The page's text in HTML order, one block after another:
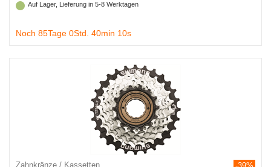
Auf Lager, Lieferung in 5-8 Werktagen
Noch 85Tage 0Std. 40min 9s
Zahnkränze / Kassetten